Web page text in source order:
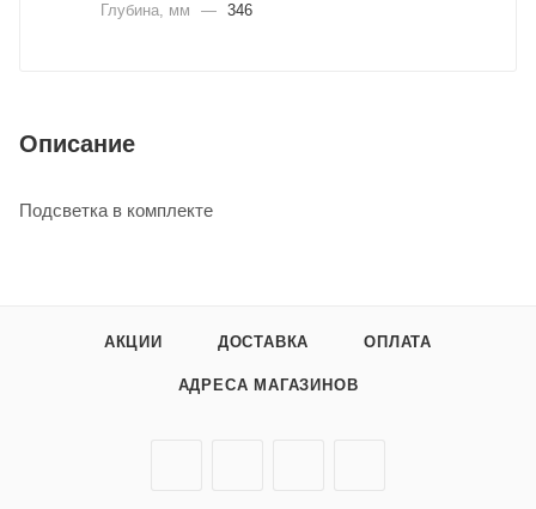
Глубина, мм
— 346
Описание
Подсветка в комплекте
АКЦИИ ДОСТАВКА ОПЛАТА
АДРЕСА МАГАЗИНОВ